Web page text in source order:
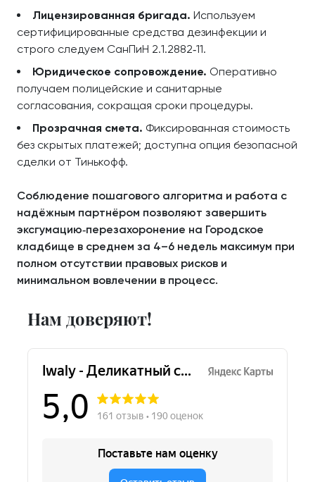
Лицензированная бригада. Используем
сертифицированные средства дезинфекции и
строго следуем СанПиН 2.1.2882‑11.
Юридическое сопровождение. Оперативно
получаем полицейские и санитарные
согласования, сокращая сроки процедуры.
Прозрачная смета. Фиксированная стоимость
без скрытых платежей; доступна опция безопасной
сделки от Тинькофф.
Соблюдение пошагового алгоритма и работа с
надёжным партнёром позволяют завершить
эксгумацию‑перезахоронение на Городское
кладбище в среднем за 4–6 недель максимум при
полном отсутствии правовых рисков и
минимальном вовлечении в процесс.
Нам доверяют!